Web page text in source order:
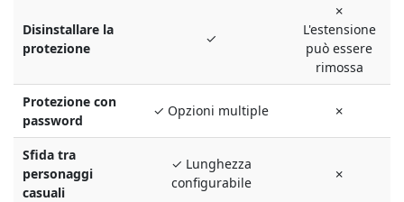
Disinstallare la
protezione
✓
✗
L'estensione
può essere
rimossa
Protezione con
password
✓ Opzioni multiple ✗
Sfida tra
personaggi
casuali
✓ Lunghezza
configurabile
✗